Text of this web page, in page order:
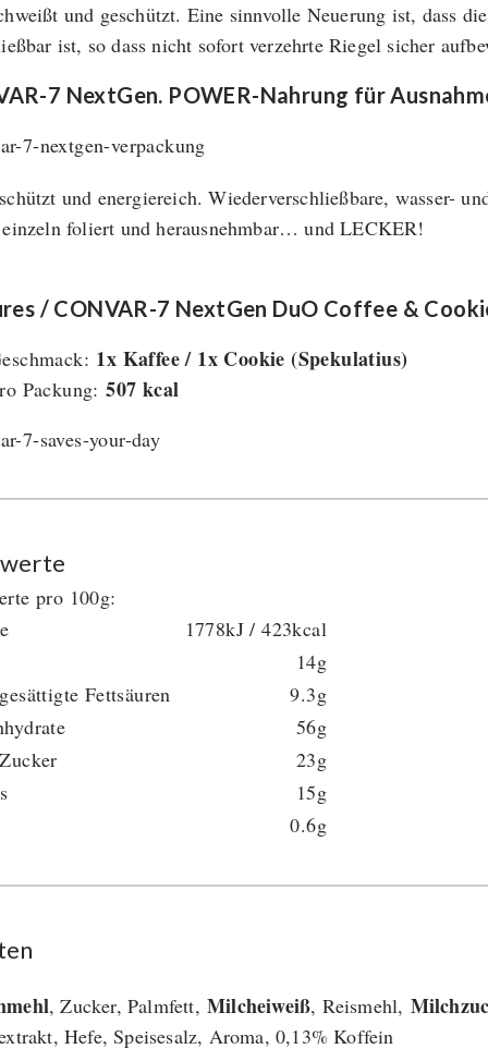
und geschützt. Eine sinnvolle Neuerung ist, dass
ist, so dass nicht sofort verzehrte Riegel sicher
7 NextGen. POWER-Nahrung für
und energiereich. Wiederverschließbare, wasser-
foliert und herausnehmbar… und LECKER!
/ CONVAR-7 NextGen DuO Coffee &
1x Kaffee / 1x Cookie (Spekulatius)
Packung:507 kcal
pro 100g:
1778kJ / 423kcal
14g
Fettsäuren
9.3g
56g
23g
15g
0.6g
, Zucker, Palmfett, Milcheiweiß, Reismehl,
Hefe, Speisesalz, Aroma, 0,13% Koffein